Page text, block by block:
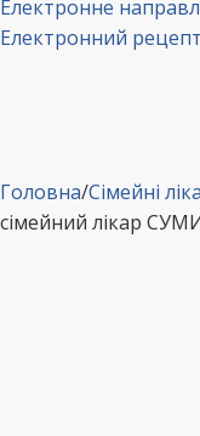
Електронне
Електронний рецепт
Головна/Сімейні
сімейний лікар